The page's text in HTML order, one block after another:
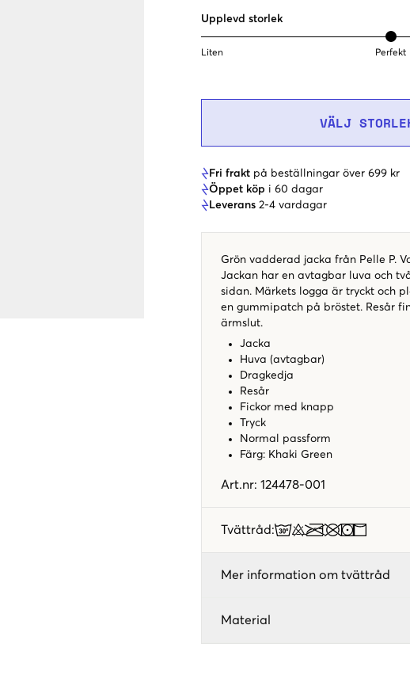
Upplevd storlek
Liten Perfekt
VÄLJ
Fri frakt på beställningar över 699 kr
Öppet köp i 60 dagar
Leverans 2-4 vardagar
Grön vadderad jacka från Pelle P.
Jackan har en avtagbar luva och
sidan. Märkets logga är tryckt och
en gummipatch på bröstet. Resår
ärmslut.
Jacka
Huva (avtagbar)
Dragkedja
Resår
Fickor med knapp
Tryck
Normal passform
Färg: Khaki Green
Art.nr: 124478-001
Tvättråd:
Mer information om tvättråd
Material